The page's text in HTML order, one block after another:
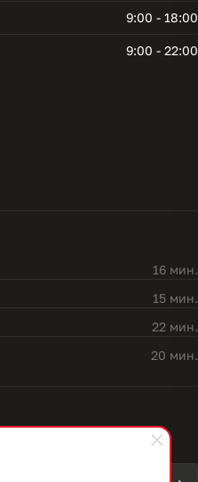
9:00 - 18:00
9:00 - 22:00
16 мин.
15 мин.
22 мин.
20 мин.